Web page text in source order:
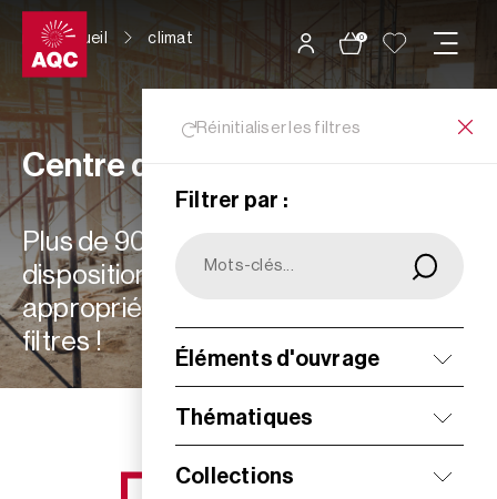
Panneau de gestion des cookies
0
Accueil climat
Réinitialiser les filtres
Filtrer par :
Éléments d'ouvrage
Thématiques
Collections
Centre de ressources
Plus de 900 ressources à votre
disposition : choisissez les plus
appropriées à vos besoins grâce aux
filtres !